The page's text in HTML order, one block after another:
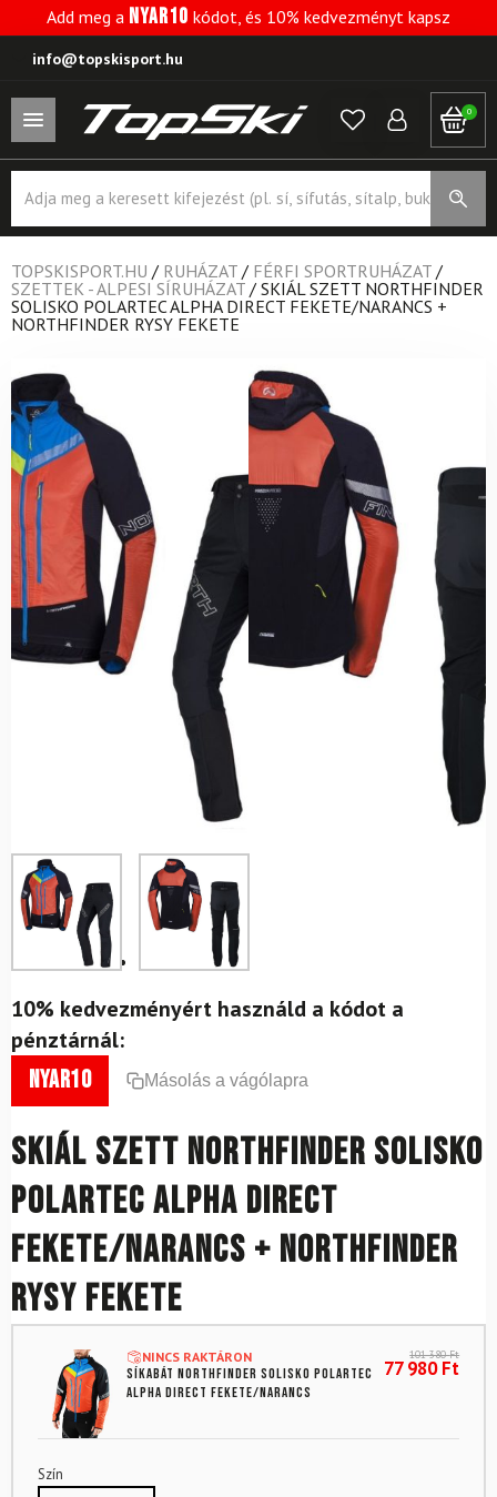
Add meg a NYAR10 kódot, és 10% kedvezményt kapsz
info@topskisport.hu
0
search
TOPSKISPORT.HU / RUHÁZAT / FÉRFI SPORTRUHÁZAT /
SZETTEK - ALPESI SÍRUHÁZAT / SKIÁL SZETT NORTHFINDER
SOLISKO POLARTEC ALPHA DIRECT FEKETE/NARANCS +
NORTHFINDER RYSY FEKETE
10% kedvezményért használd a kódot a
pénztárnál:
nyar10 Másolás a vágólapra
Skiál szett NORTHFINDER Solisko
Polartec Alpha Direct
fekete/narancs + NORTHFINDER
Rysy fekete
NINCS RAKTÁRON
Síkabát NORTHFINDER Solisko Polartec
Alpha direct Fekete/narancs
101 380Ft
77 980Ft
Szín